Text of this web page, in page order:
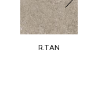
R.TAN